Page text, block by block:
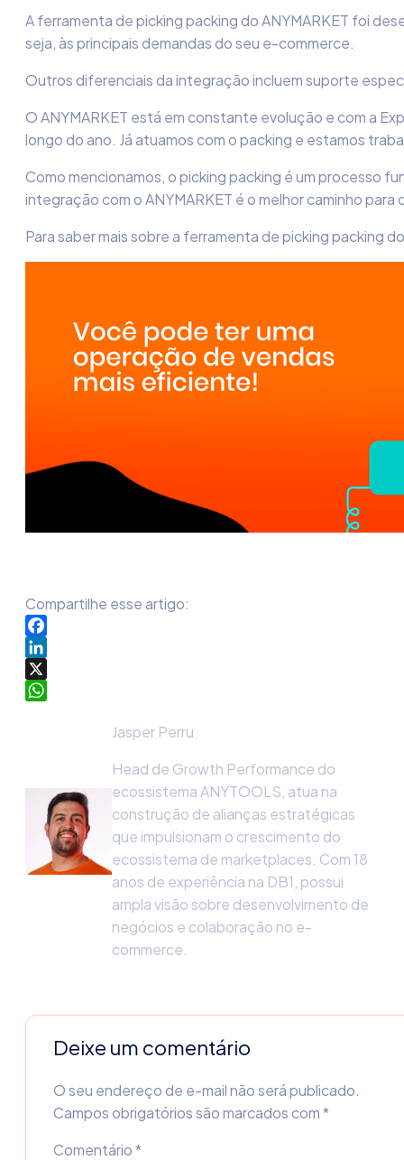
A ferramenta de picking packing do ANYMARKET foi
seja, às principais demandas do seu e-commerce.
Outros diferenciais da integração incluem suporte
O ANYMARKET está em constante evolução e com a
longo do ano. Já atuamos com o packing e estamos
Como mencionamos, o picking packing é um processo
integração com o ANYMARKET é o melhor caminho
Para saber mais sobre a ferramenta de picking packing
Compartilhe esse artigo:
Facebook
LinkedIn
X
Jasper Perru
Head de Growth Performance do
ecossistema ANYTOOLS, atua na
construção de alianças estratégicas
que impulsionam o crescimento do
ecossistema de marketplaces. Com 18
anos de experiência na DB1, possui
ampla visão sobre desenvolvimento de
negócios e colaboração no e-
commerce.
Deixe um comentário
O seu endereço de e-mail não será publicado.
Campos obrigatórios são marcados com*
Comentário*